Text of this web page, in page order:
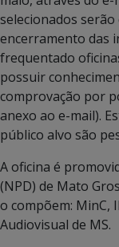
selecionados
encerramento das
frequentado
possuir
comprovação por
anexo ao e-mail).
público alvo são
A oficina é
(NPD) de Mato
o compõem: MinC,
Audiovisual de MS.